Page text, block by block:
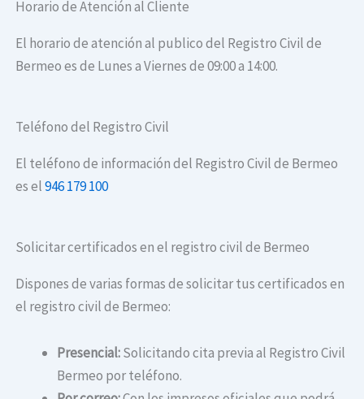
Horario de Atención al Cliente
El horario de atención al publico del Registro Civil de
Bermeo es de Lunes a Viernes de 09:00 a 14:00.
Teléfono del Registro Civil
El teléfono de información del Registro Civil de Bermeo
es el946 179 100
Solicitar certificados en el registro civil de Bermeo
Dispones de varias formas de solicitar tus certificados en
el registro civil de Bermeo:
Presencial:Solicitando cita previa al Registro Civil
Bermeo por teléfono.